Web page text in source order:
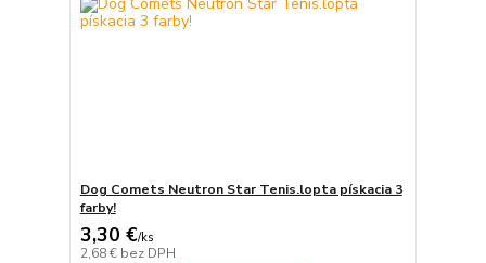
Dog Comets Neutron Star Tenis.lopta pískacia 3
farby!
3,30 €/ks
2,68 € bez DPH